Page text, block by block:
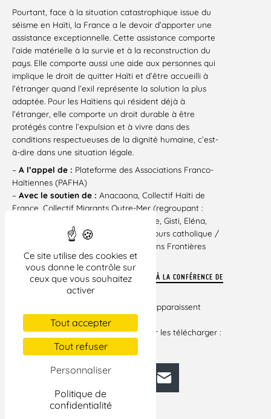
Ce site utilise des cookies et
vous donne le contrôle sur
ceux que vous souhaitez
activer
Tout accepter
Tout refuser
Personnaliser
Politique de
confidentialité
Pourtant, face à la situation catastrophique issue du
séisme en Haïti, la France a le devoir d’apporter une
assistance exceptionnelle. Cette assistance comporte
l’aide matérielle à la survie et à la reconstruction du
pays. Elle comporte aussi une aide aux personnes qui
implique le droit de quitter Haïti et d’être accueilli à
l’étranger quand l’exil représente la solution la plus
adaptée. Pour les Haïtiens qui résident déjà à
l’étranger, elle comporte un droit durable à être
protégés contre l’expulsion et à vivre dans des
conditions respectueuses de la dignité humaine, c’est-
à-dire dans une situation légale.
– A l’appel de : Plateforme des Associations Franco-
Haïtiennes (PAFHA)
– Avec le soutien de : Anacaona, Collectif Haïti de
France, Collectif Migrants Outre-Mer (regroupant :
ADDE, CCFD, CHF, la Cimade, Comede, Gisti, Eléna,
LDH, Médecins du monde, MRAP, Secours catholique /
Caritas France), Réseau Education Sans Frontières
(RESF)
– Voulez-vous télécharger l’INVITATION À LA CONFÉRENCE DE
Si certains liens vers des documents apparaissent
brisés dans cet
article, veuillez cliquer ci-dessous pour les télécharger :
CONF DE PRESSE HAÏTI 3 JUIN
Facebook
BlueskyMastodonLinkedIn